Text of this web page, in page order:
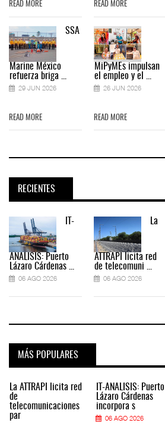
READ MORE
SSA
Marine México
refuerza briga ...
29 JUN 2026
READ MORE
READ MORE
MiPyMEs impulsan
el empleo y el ...
26 JUN 2026
READ MORE
RECIENTES
IT-
ANÁLISIS: Puerto
Lázaro Cárdenas ...
06 AGO 2026
La
ATTRAPI licita red
de telecomuni ...
06 AGO 2026
MÁS POPULARES
La ATTRAPI licita red
de
telecomunicaciones
par
IT-ANÁLISIS: Puerto
Lázaro Cárdenas
incorpora s
06 AGO 2026